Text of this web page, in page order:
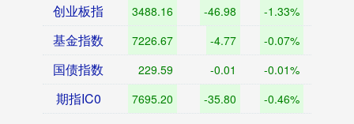
创业板指 3488.16 -46.98 -1.33%
基金指数 7226.67 -4.77 -0.07%
国债指数 229.59 -0.01 -0.01%
期指IC0 7695.20 -35.80 -0.46%